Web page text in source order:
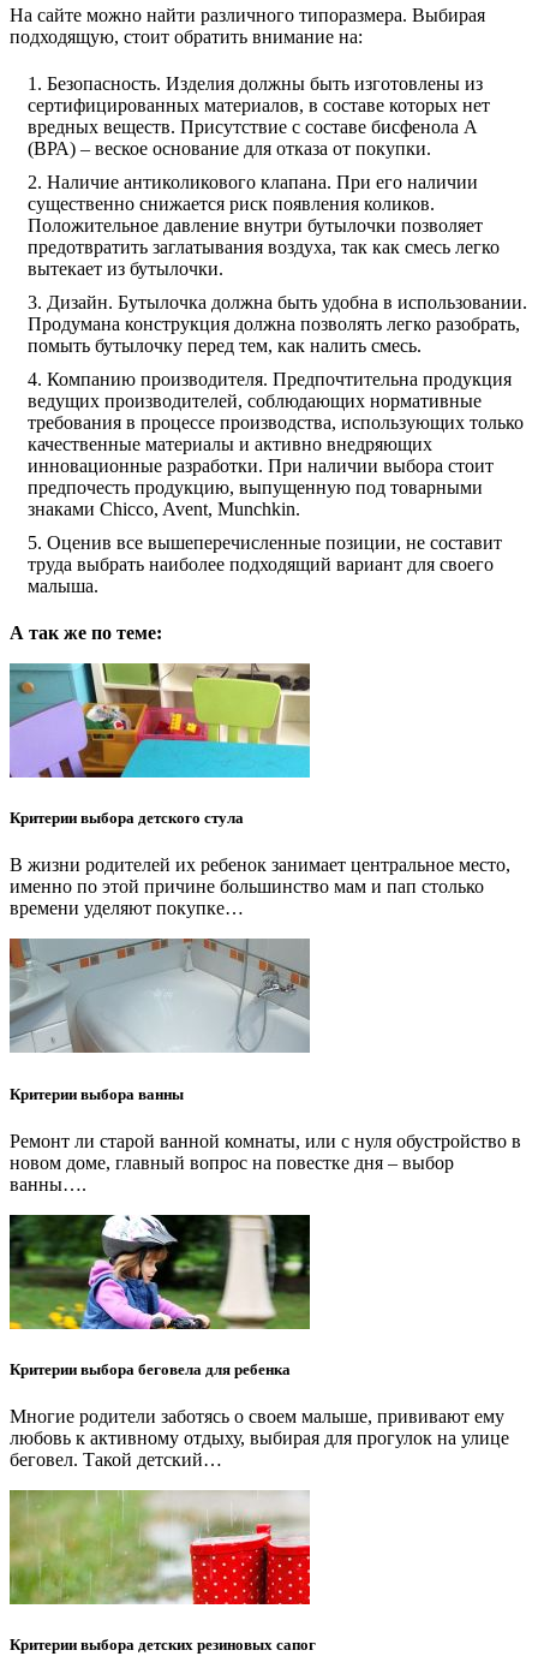
На сайте можно найти различного типоразмера. Выбирая
подходящую, стоит обратить внимание на:
Безопасность. Изделия должны быть изготовлены из
сертифицированных материалов, в составе которых нет
вредных веществ. Присутствие с составе бисфенола А
(ВРА) – веское основание для отказа от покупки.
Наличие антиколикового клапана. При его наличии
существенно снижается риск появления коликов.
Положительное давление внутри бутылочки позволяет
предотвратить заглатывания воздуха, так как смесь легко
вытекает из бутылочки.
Дизайн. Бутылочка должна быть удобна в использовании.
Продумана конструкция должна позволять легко разобрать,
помыть бутылочку перед тем, как налить смесь.
Компанию производителя. Предпочтительна продукция
ведущих производителей, соблюдающих нормативные
требования в процессе производства, использующих только
качественные материалы и активно внедряющих
инновационные разработки. При наличии выбора стоит
предпочесть продукцию, выпущенную под товарными
знаками Chicco, Avent, Munchkin.
Оценив все вышеперечисленные позиции, не составит
труда выбрать наиболее подходящий вариант для своего
малыша.
А так же по теме:
Критерии выбора детского стула
В жизни родителей их ребенок занимает центральное место,
именно по этой причине большинство мам и пап столько
времени уделяют покупке…
Критерии выбора ванны
Ремонт ли старой ванной комнаты, или с нуля обустройство в
новом доме, главный вопрос на повестке дня – выбор
ванны….
Критерии выбора беговела для ребенка
Многие родители заботясь о своем малыше, прививают ему
любовь к активному отдыху, выбирая для прогулок на улице
беговел. Такой детский…
Критерии выбора детских резиновых сапог